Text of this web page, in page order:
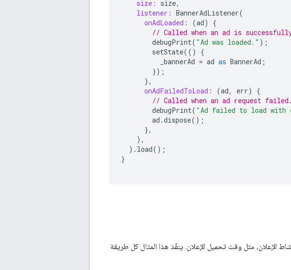
size:
size,
listener: BannerAdListener(
onAdLoaded:
(ad)
{
// Called when an ad is
debugPrint( "Ad was loaded." );
setState(()
{
_bannerAd = ad as BannerAd ;
});
},
onAdFailedToLoad:
(ad, err)
{
// Called when an ad request failed.
debugPrint( "Ad failed to load with
ad .dispose();
},
),
). load();
}
الإعلان، مثل وقت تحميل الإعلان. ينفّذ هذا المثال كل طريقة